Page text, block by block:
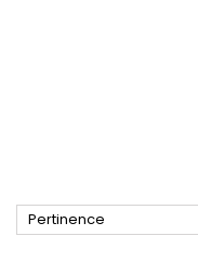
Pertinence